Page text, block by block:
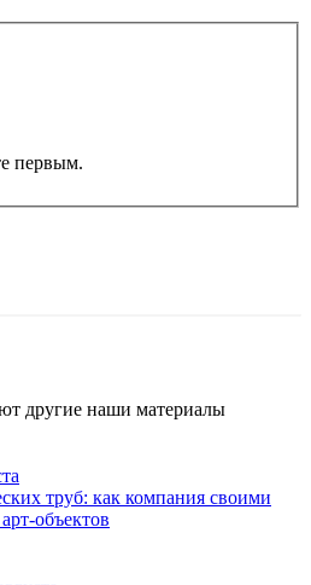
первым.
другие наши материалы
труб: как компания своими
объектов